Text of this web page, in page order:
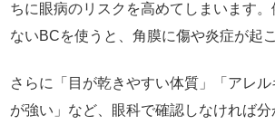
ちに眼病のリスクを高めてしまいます
ないBCを使うと、角膜に傷や炎症が起
さらに「目が乾きやすい体質」「アレ
が強い」など、眼科で確認しなければ